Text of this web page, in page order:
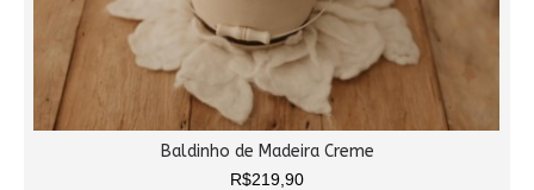
Baldinho de Madeira Creme
R$219,90